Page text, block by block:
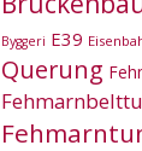
Byggeri E39
Querung